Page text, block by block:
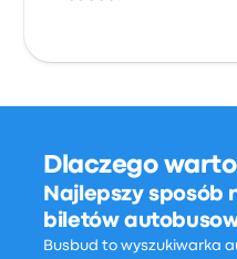
Dlaczego
Najlepszy sposób
biletów
Busbud to wyszukiwarka